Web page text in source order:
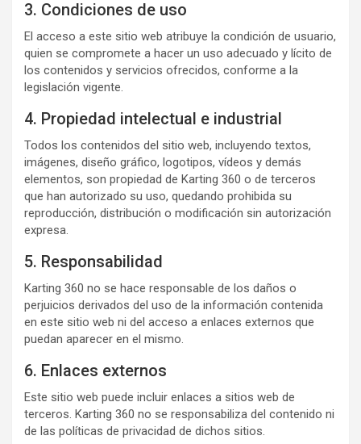
3. Condiciones de uso
El acceso a este sitio web atribuye la condición de usuario,
quien se compromete a hacer un uso adecuado y lícito de
los contenidos y servicios ofrecidos, conforme a la
legislación vigente.
4. Propiedad intelectual e industrial
Todos los contenidos del sitio web, incluyendo textos,
imágenes, diseño gráfico, logotipos, vídeos y demás
elementos, son propiedad de Karting 360 o de terceros
que han autorizado su uso, quedando prohibida su
reproducción, distribución o modificación sin autorización
expresa.
5. Responsabilidad
Karting 360 no se hace responsable de los daños o
perjuicios derivados del uso de la información contenida
en este sitio web ni del acceso a enlaces externos que
puedan aparecer en el mismo.
6. Enlaces externos
Este sitio web puede incluir enlaces a sitios web de
terceros. Karting 360 no se responsabiliza del contenido ni
de las políticas de privacidad de dichos sitios.